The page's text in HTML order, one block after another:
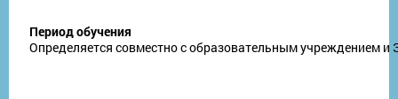
Период обучения
Определяется совместно с образовательным учреждением и